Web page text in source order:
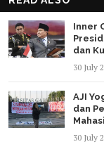
Facebook
Twitter
Inner
dan
30 July
AJI
dan
30 July